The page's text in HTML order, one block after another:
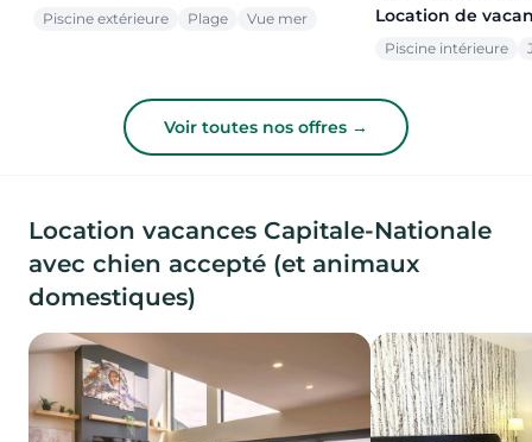
Piscine extérieure Plage Vue mer Location de
Piscine intérieure
Voir toutes nos offres →
Location vacances Capitale-Nationale
avec chien accepté (et animaux
domestiques)